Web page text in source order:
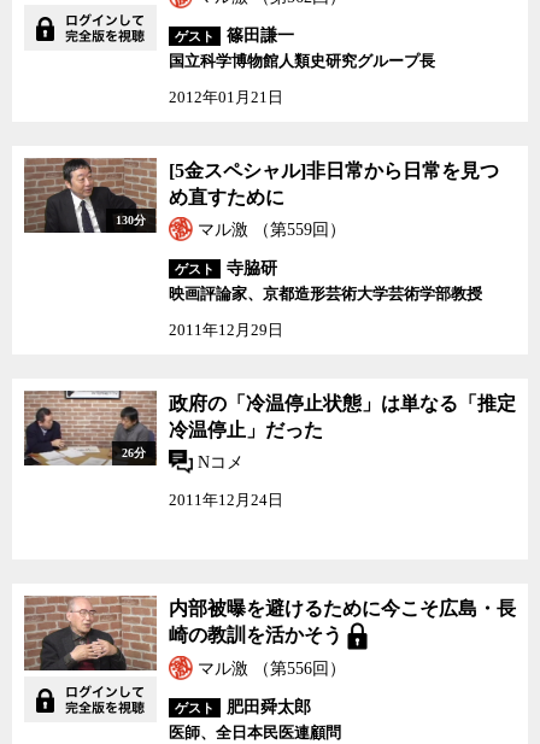
ゲスト
篠田謙一
国立科学博物館人類史研究グループ長
2012年01月21日
[5金スペシャル]非日常
から日常を見つめ直すた
めに
130分
[5金スペシャル]非日常から日常を見つ
め直すために
マル激 （第559回）
ゲスト
寺脇研
映画評論家、京都造形芸術大学芸術学部教授
2011年12月29日
26分
政府の「冷温停止状態」は単なる「推定
冷温停止」だった
Nコメ
2011年12月24日
内部被曝を避けるために
今こそ広島・長崎の教訓
を活かそう
内部被曝を避けるために今こそ広島・長
崎の教訓を活かそう
マル激 （第556回）
ゲスト
肥田舜太郎
医師、全日本民医連顧問